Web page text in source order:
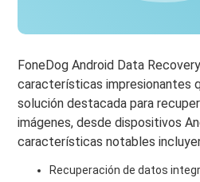
FoneDog Android Data
características impresionantes
solución destacada para
imágenes, desde dispositivos
características notables
Recuperación de datos